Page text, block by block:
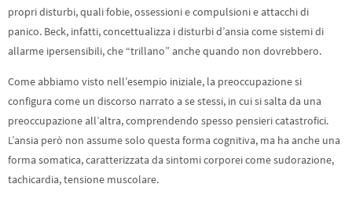
propri disturbi, quali fobie, ossessioni e compulsioni e attacchi di
panico. Beck, infatti, concettualizza i disturbi d’ansia come sistemi di
allarme ipersensibili, che “trillano” anche quando non dovrebbero.
Come abbiamo visto nell’esempio iniziale, la preoccupazione si
configura come un discorso narrato a se stessi, in cui si salta da una
preoccupazione all’altra, comprendendo spesso pensieri catastrofici.
L’ansia però non assume solo questa forma cognitiva, ma ha anche una
forma somatica, caratterizzata da sintomi corporei come sudorazione,
tachicardia, tensione muscolare.